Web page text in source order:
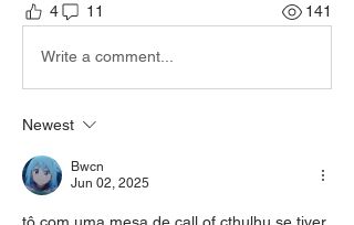
4 11 141
Write a comment...
Newest
Bwcn
Jun 02, 2025
tô com uma mesa de call of cthulhu se tiver